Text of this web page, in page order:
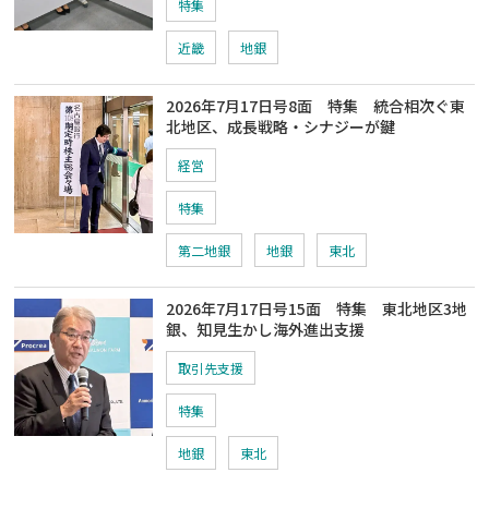
特集
近畿 地銀
2026年7月17日号8面 特集 統合相次ぐ東
北地区、成長戦略・シナジーが鍵
経営
特集
第二地銀 地銀 東北
2026年7月17日号15面 特集 東北地区3地
銀、知見生かし海外進出支援
取引先支援
特集
地銀 東北